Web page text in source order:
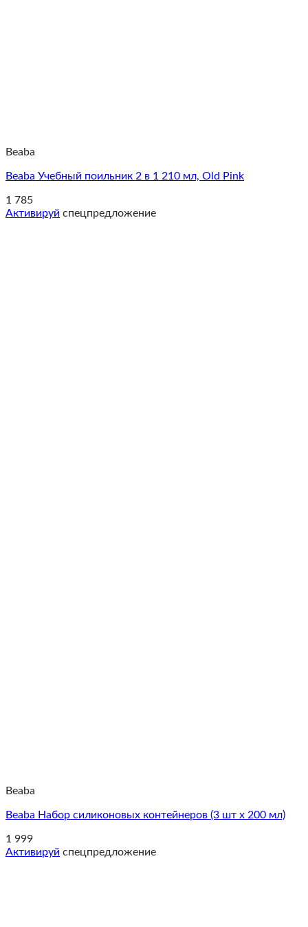
Beaba
Beaba Учебный поильник 2 в 1 210 мл, Old Pink
1 785
Активируй спецпредложение
Beaba
Beaba Набор силиконовых контейнеров (3 шт x 200 мл)
1 999
Активируй спецпредложение